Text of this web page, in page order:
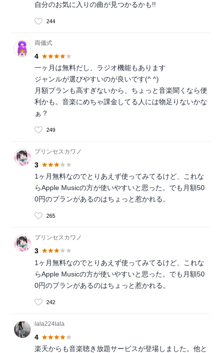
自分のお気に入りの曲が見つかるかも!!
244
両儀式
4
一ヶ月は無料だし、ラジオ機能もあります
ジャンルが選びやすいのが良いです(^ ^)
月額プランも高すぎないから、ちょっと音楽聞くなら便
利かも。音楽にめちゃ課金してる人には物足りないかな
ぁ？
249
プリンセスカワノ
3
1ヶ月無料なのでとりあえず使ってみてるけど、これな
らApple Musicの方が使いやすいと思った。でも月額50
0円のプランがあるのはちょっと惹かれる。
265
プリンセスカワノ
3
1ヶ月無料なのでとりあえず使ってみてるけど、これな
らApple Musicの方が使いやすいと思った。でも月額50
0円のプランがあるのはちょっと惹かれる。
242
lala224lala
4
楽天からも音楽聴き放題サービスが登場しました。他と